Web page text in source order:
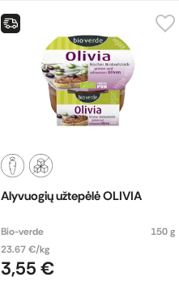
Alyvuogių užtepėlė OLIVIA
Bio-verde
150 g
23.67 €/kg
3,55 €